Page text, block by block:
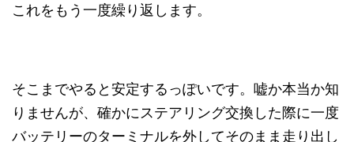
これをもう一度繰り返します。
そこまでやると安定するっぽいです。嘘か本当か知
りませんが、確かにステアリング交換した際に一度
バッテリーのターミナルを外してそのまま走り出し